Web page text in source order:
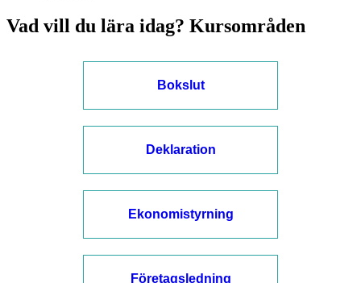
Vad vill du lära idag? Kursområden
Bokslut
Deklaration
Ekonomistyrning
Företagsledning